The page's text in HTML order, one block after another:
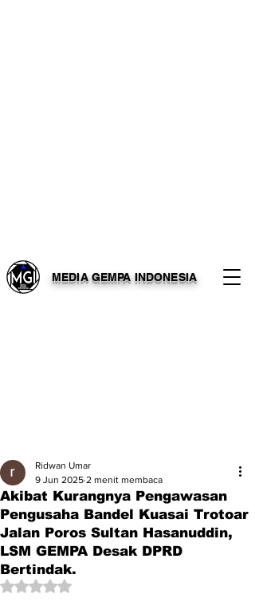
MEDIA GEMPA INDONESIA
Akibat Kurangnya Pengawasan
Pengusaha Bandel Kuasai Trotoar
Jalan Poros Sultan Hasanuddin,
LSM GEMPA Desak DPRD
Bertindak.
Ridwan Umar
9 Jun 2025 2 menit membaca
Dinilai NaN dari 5 bintang.